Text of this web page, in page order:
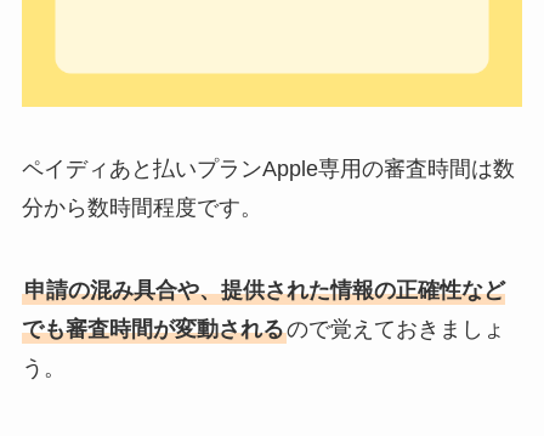
ペイディあと払いプランApple専用の審査時間は数
分から数時間程度です。
申請の混み具合や、提供された情報の正確性など
でも審査時間が変動されるので覚えておきましょ
う。